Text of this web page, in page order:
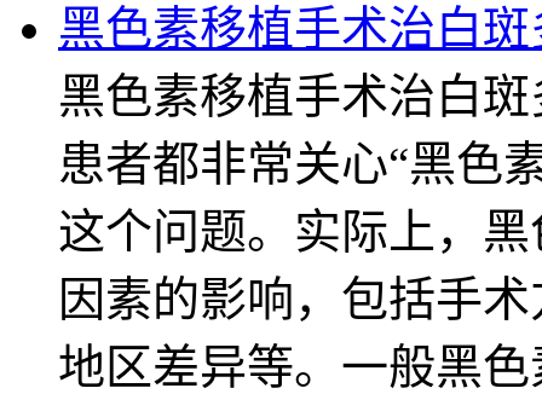
黑色素移植手术治白
黑色素移植手术治白
患者都非常关心“黑色
这个问题。实际上，
因素的影响，包括手
地区差异等。一般黑